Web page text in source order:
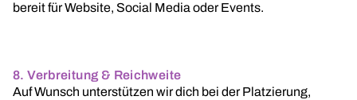
bereit für Website, Social Media oder Events.
8. Verbreitung & Reichweite
Auf Wunsch unterstützen wir dich bei der Platzierung,